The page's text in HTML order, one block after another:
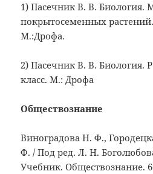
1) Пасечник В. В. Биология.
покрытосеменных
М.:Дрофа.
2) Пасечник В. В. Биология.
класс. М.: Дрофа
Обществознание
Виноградова Н. Ф.,
Ф. / Под ред. Л. Н.
Учебник. Обществознание.